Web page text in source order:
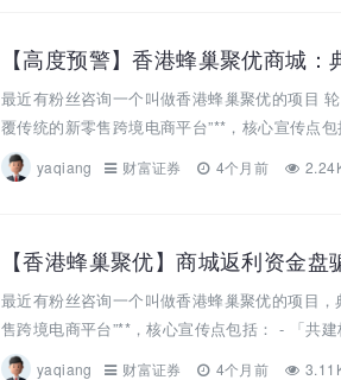
最近有粉丝咨询一个叫做香港蜂巢聚优的项目
覆传统的新零售跨境电商平台”**，核心宣传点
yaqiang 财富证券 4个月前
【香港蜂巢聚优】商城返利资金
最近有粉丝咨询一个叫做香港蜂巢聚优的项目
售跨境电商平台”**，核心宣传点包括： - 「共
yaqiang 财富证券 4个月前